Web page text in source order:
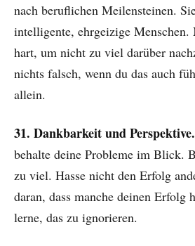
nach beruflichen Meilensteinen.
intelligente, ehrgeizige Menschen.
hart, um nicht zu viel darüber
nichts falsch, wenn du das auch
allein.
31. Dankbarkeit und Perspektive.
behalte deine Probleme im Blick.
zu viel. Hasse nicht den Erfolg
daran, dass manche deinen Erfolg
lerne, das zu ignorieren.